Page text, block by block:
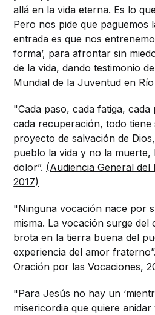
allá en la vida eterna. Es lo
Pero nos pide que paguemos
entrada es que nos
forma’, para afrontar sin
de la vida, dando testimonio
Mundial de la Juventud en Río
"Cada paso, cada fatiga,
cada recuperación, todo tiene
proyecto de salvación de
pueblo la vida y no la muerte,
dolor”. (Audiencia General del
2017)
"Ninguna vocación nace por
misma. La vocación surge del
brota en la tierra buena del
experiencia del amor fraterno”.
Oración por las Vocaciones,
"Para Jesús no hay un
misericordia que quiere